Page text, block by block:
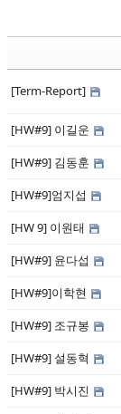
[Term-Report]
[HW#9] 이길운
[HW#9] 김동훈
[HW#9]엄지섭
[HW 9] 이원태
[HW#9] 윤다섭
[HW#9]이학현
[HW#9] 조규봉
[HW#9] 설동혁
[HW#9] 박시진